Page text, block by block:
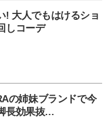
! 大人でもはけるショ
しコーデ
の姉妹ブランドで今
長効果抜…